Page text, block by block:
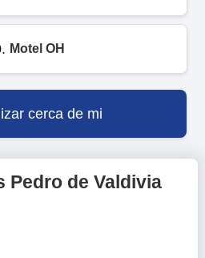
Motel OH
cerca de mi
Pedro de Valdivia